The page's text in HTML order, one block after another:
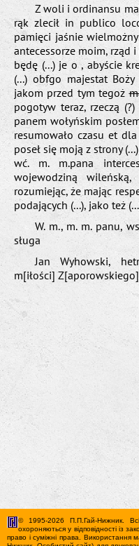
Z woli i ordinansu
rąk zlecił in publico
pamięci jaśnie
antecessorze moim, rząd
będę (...) je o , abyście
(...) obfgo majestat
jakom przed tym tegoż
pogotуw teraz, rzeczą
panem wołyńskim
resumowało czasu et
poseł się moją z strony
wć. m. m.pana
wojewodziną
rozumiejąc, że mając
podających (...), jako też
W. m., m. m. panu,
sługa
Jan Wyhowski,
m[iłości]
© 1995-2026 П.П.Гай-Нижник.
охороняються у відповідності із
право і суміжні права.